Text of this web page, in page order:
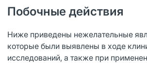
Побочные действия
Ниже приведены нежелательные
которые были выявлены в ходе
исследований, а также при